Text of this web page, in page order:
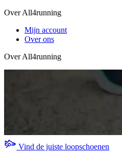
Over All4running
Mijn account
Over ons
Over All4running
Vind de juiste loopschoenen